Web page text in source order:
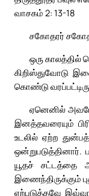
வாசகம் 2: 13-18
சகோதரர்
ஒரு
கிறிஸ்துவோடு
கொண்டு
ஏனெனில்
இனத்தவரையும்
உடலில் ஏற்ற
யூதச் சட்டத்தை
இணைந்திருக்கும்
ஏற்படுத்தவே